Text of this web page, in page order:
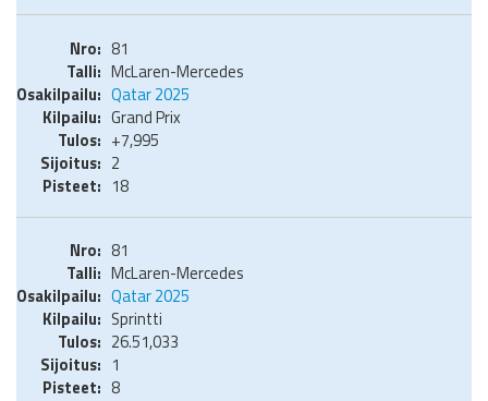
81
McLaren-Mercedes
Qatar 2025
Grand Prix
+7,995
2
18
81
McLaren-Mercedes
Qatar 2025
Sprintti
26.51,033
1
8